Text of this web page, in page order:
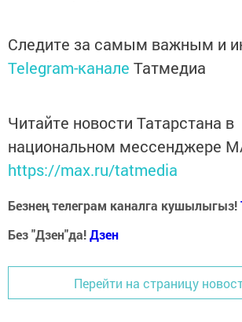
Следите за самым важным и
Telegram-канале Татмедиа
Читайте новости Татарстана в
национальном мессенджере
https://max.ru/tatmedia
Безнең телеграм каналга кушылыгыз!
Без "Дзен"да!Дзен
Перейти на страницу